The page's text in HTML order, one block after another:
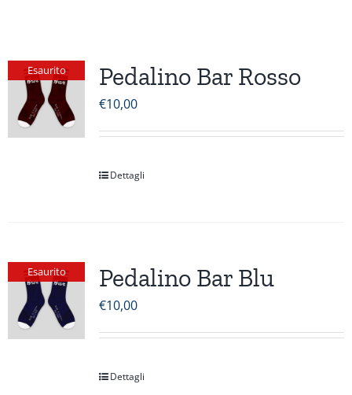
Esaurito Pedalino Bar Rosso
€10,00
Dettagli
Esaurito Pedalino Bar Blu
€10,00
Dettagli